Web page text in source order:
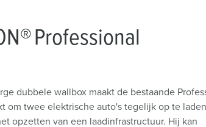
Professional
dubbele wallbox maakt de bestaande
om twee elektrische auto's tegelijk op te
opzetten van een laadinfrastructuur. Hij kan